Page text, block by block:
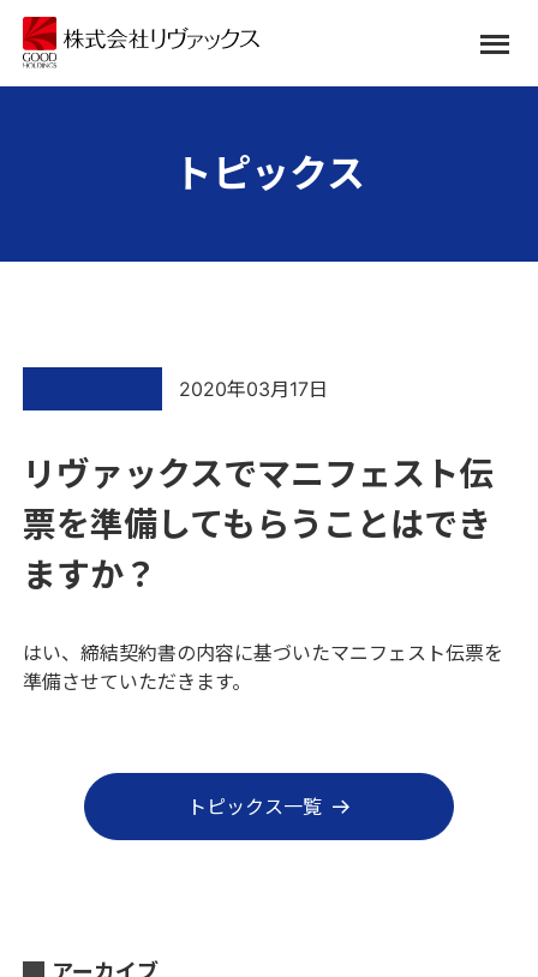
トピックス
リヴァックスでマニフェスト伝
票を準備してもらうことはでき
ますか？
2020年03月17日
はい、締結契約書の内容に基づいたマニフェスト伝票を
準備させていただきます。
トピックス一覧
アーカイブ